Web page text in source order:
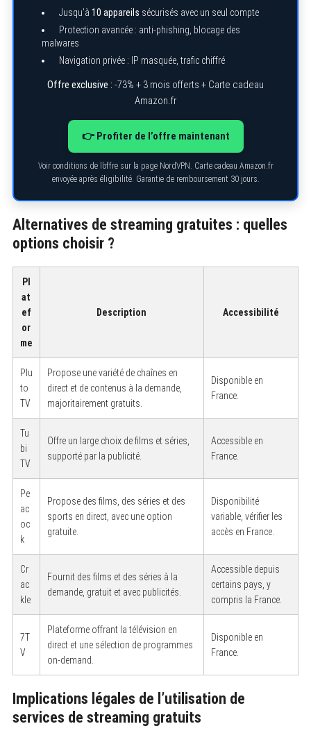
Jusqu’à 10 appareils sécurisés avec un seul compte
Protection avancée : anti-phishing, blocage des
malwares
Navigation privée : IP masquée, trafic chiffré
Offre exclusive : -73% + 3 mois offerts + Carte cadeau
Amazon.fr
👉 Profiter de l’offre maintenant
Voir conditions de l’offre sur la page NordVPN. Carte cadeau Amazon.fr
envoyée après éligibilité. Garantie de remboursement 30 jours.
Alternatives de streaming gratuites : quelles
options choisir ?
Pl
at
ef
or
me
Description Accessibilité
Plu
to
TV
Propose une variété de chaînes en
direct et de contenus à la demande,
majoritairement gratuits.
Disponible en
France.
Tu
bi
TV
Offre un large choix de films et séries,
supporté par la publicité.
Accessible en
France.
Pe
ac
oc
k
Propose des films, des séries et des
sports en direct, avec une option
gratuite.
Disponibilité
variable, vérifier les
accès en France.
Cr
ac
kle
Fournit des films et des séries à la
demande, gratuit et avec publicités.
Accessible depuis
certains pays, y
compris la France.
7T
V
Plateforme offrant la télévision en
direct et une sélection de programmes
on-demand.
Disponible en
France.
Implications légales de l’utilisation de
services de streaming gratuits
r
h